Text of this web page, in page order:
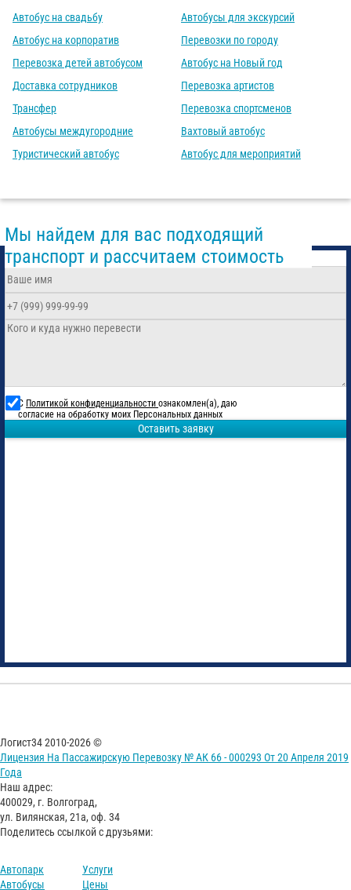
Автобус на свадьбу
Автобус на корпоратив
Перевозка детей автобусом
Доставка сотрудников
Трансфер
Автобусы междугородние
Туристический автобус
Автобусы для экскурсий
Перевозки по городу
Автобус на Новый год
Перевозка артистов
Перевозка спортсменов
Вахтовый автобус
Автобус для мероприятий
Мы найдем для вас подходящий
транспорт и рассчитаем стоимость
С Политикой конфиденциальности ознакомлен(а), даю
согласие на обработку моих Персональных данных
Оставить заявку
Логист34 2010-2026 ©
Лицензия На Пассажирскую Перевозку № АК 66 - 000293 От 20 Апреля 2019
Года
Наш адрес:
400029, г. Волгоград,
ул. Вилянская, 21а, оф. 34
Поделитесь ссылкой с друзьями:
Автопарк
Автобусы
Услуги
Цены